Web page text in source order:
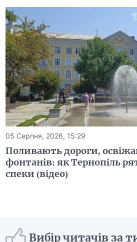
05 Серпня, 2026, 15:29
Поливають дороги,
фонтанів: як Тернопіль
спеки (відео)
Вибір читачів за